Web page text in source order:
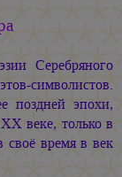
Серебряного
символистов.
поздней эпохи,
веке, только в
время в век